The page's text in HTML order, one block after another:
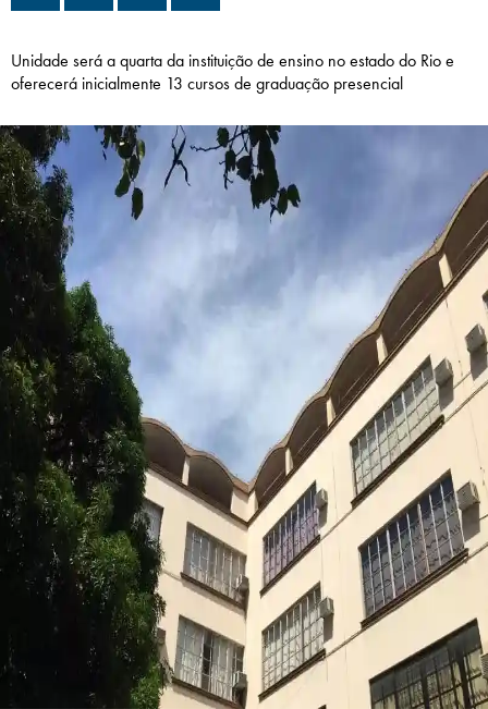
Atendimento (21) 2574 8888
Conclua sua Matrícula
INSCREVA-SE SOLICITE INFORMAÇÕES
ÁREA DO ALUNO LOGIN
Unidade será a quarta da instituição de ensino no estado do Rio e
oferecerá inicialmente 13 cursos de graduação presencial